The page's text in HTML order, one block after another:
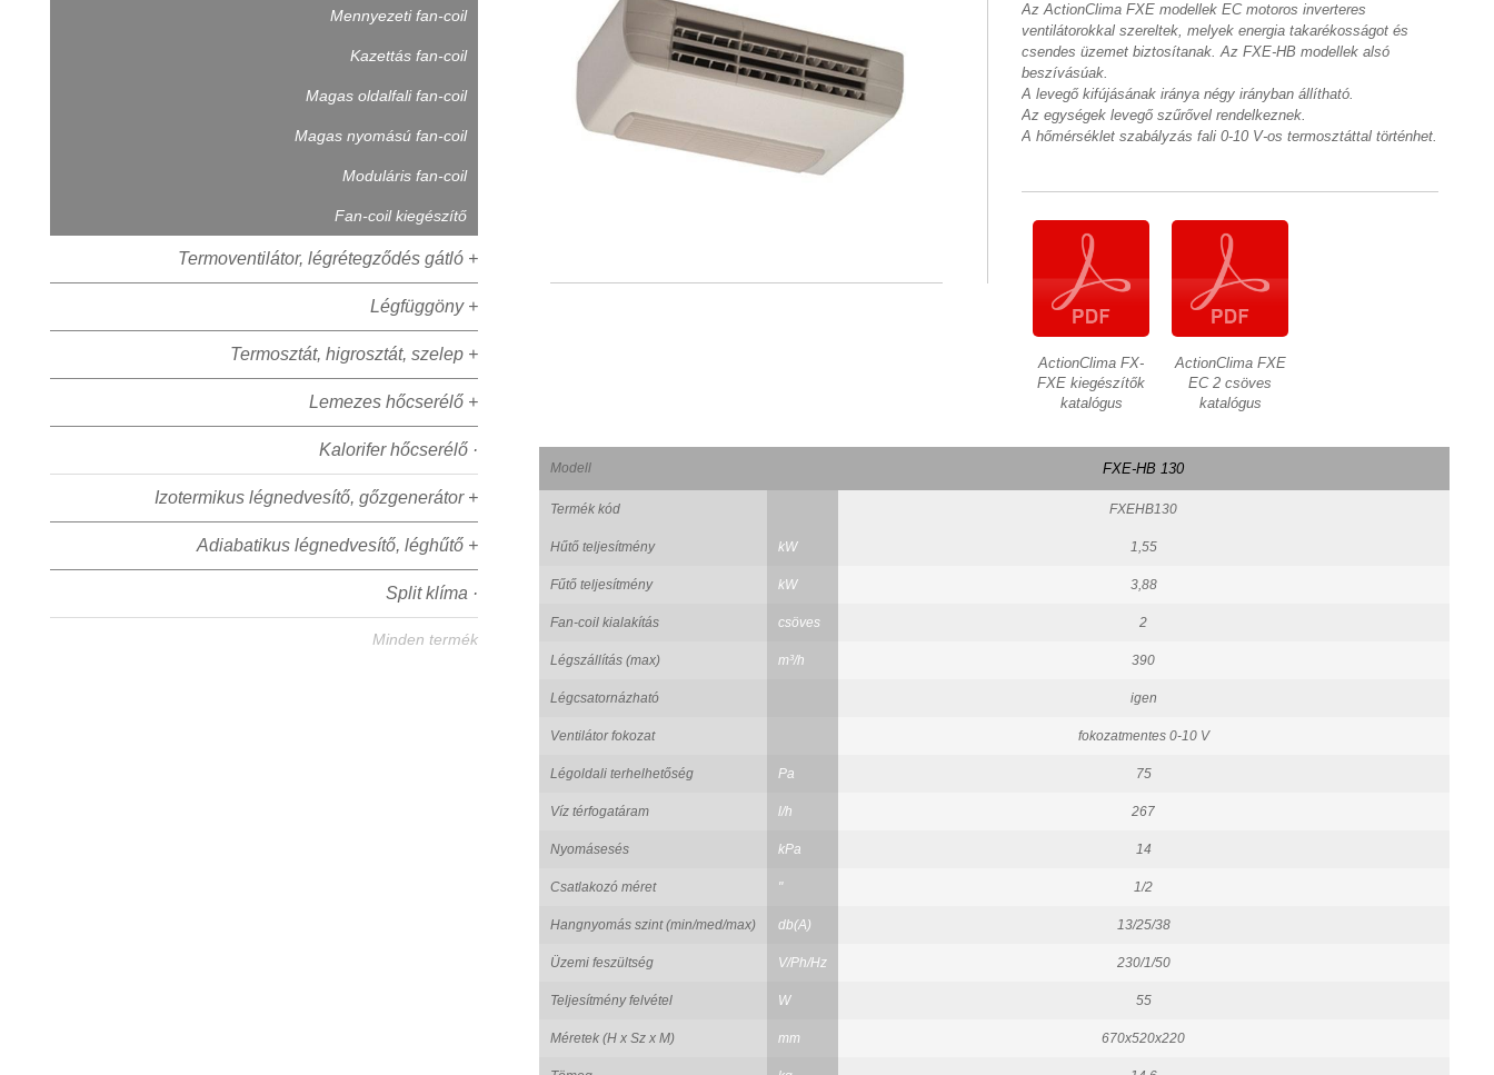
Mennyezeti fan-coil
Kazettás fan-coil
Magas oldalfali fan-coil
Magas nyomású fan-coil
Moduláris fan-coil
Fan-coil kiegészítő
Termoventilátor, légrétegződés gátló +
Légfüggöny +
Termosztát, higrosztát, szelep +
Lemezes hőcserélő +
Kalorifer hőcserélő ·
Izotermikus légnedvesítő, gőzgenerátor +
Adiabatikus légnedvesítő, léghűtő +
Split klíma ·
Minden termék
Az ActionClima FXE modellek EC motoros inverteres
ventilátorokkal szereltek, melyek energia takarékosságot és
csendes üzemet biztosítanak. Az FXE-HB modellek alsó
beszívásúak.
A levegő kifújásának iránya négy irányban állítható.
Az egységek levegő szűrővel rendelkeznek.
A hőmérséklet szabályzás fali 0-10 V-os termosztáttal történhet.
ActionClima FX-
FXE kiegészítők
katalógus
ActionClima FXE
EC 2 csöves
katalógus
Modell FXE-HB 130
Termék kód FXEHB130
Hűtő teljesítmény kW 1,55
Fűtő teljesítmény kW 3,88
Fan-coil kialakítás csöves 2
Légszállítás (max) m³/h 390
Légcsatornázható igen
Ventilátor fokozat fokozatmentes 0-10 V
Légoldali terhelhetőség Pa 75
Víz térfogatáram l/h 267
Nyomásesés kPa 14
Csatlakozó méret " 1/2
Hangnyomás szint (min/med/max) db(A) 13/25/38
Üzemi feszültség V/Ph/Hz 230/1/50
Teljesítmény felvétel W 55
Méretek (H x Sz x M) mm 670x520x220